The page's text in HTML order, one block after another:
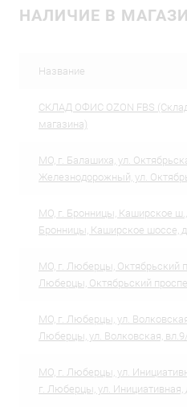
НАЛИЧИЕ В
Название
CКЛАД ОФИС OZON FBS
магазина)
МО, г. Балашиха, ул.
Железнодорожный, ул.
МО, г. Бронницы, Каширское ш.,
Бронницы, Каширское шоссе,
МО, г. Люберцы, Октябрьский
Люберцы, Октябрьский
МО, г. Люберцы, ул.
Люберцы, ул. Волковская,
МО, г. Люберцы, ул.
г. Люберцы, ул. Инициативная,